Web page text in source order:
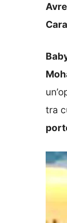
tra